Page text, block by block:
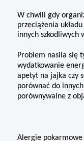
W chwili gdy
przeciążenia
innych szkodliwych
Problem nasila się
wydatkowanie
apetyt na jajka czy
porównać do
porównywalne z
Alergie pokarmowe